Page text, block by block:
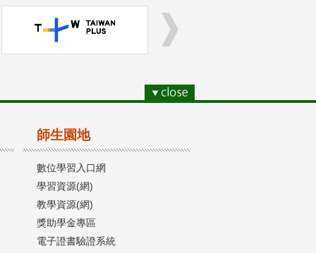
師生園地
數位學習入口網
學習資源(網)
教學資源(網)
獎助學金專區
電子證書驗證系統